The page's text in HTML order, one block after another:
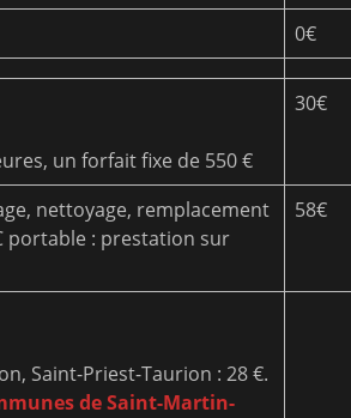
0€
un forfait fixe de 550 €
30€
nettoyage, remplacement
portable : prestation sur
58€
Saint-Priest-Taurion : 28 €.
de Saint-Martin-